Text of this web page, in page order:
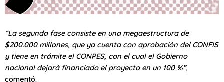
“La segunda fase consiste en una megaestructura de
$200.000 millones, que ya cuenta con aprobación del CONFIS
y tiene en trámite el CONPES, con el cual el Gobierno
nacional dejará financiado el proyecto en un 100 %”,
comentó.